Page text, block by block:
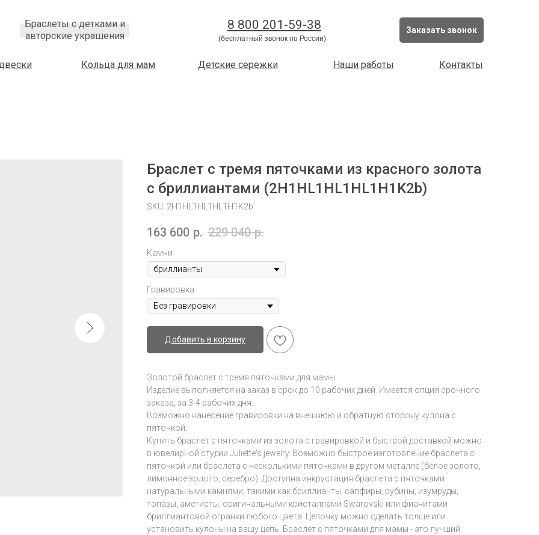
Заказать звонок
8 800 201-59-38
(бесплатный звонок по России)
Браслеты с детками и
авторские украшения
Детские сережки Контакты
Кольца для мам Наши работы
Браслет с тремя пяточками из красного золота
с бриллиантами (2H1HL1HL1HL1H1K2b)
SKU: 2H1HL1HL1HL1H1K2b
163 600 р. 229 040 р.
Камни
Гравировка
Добавить в корзину
Золотой браслет с тремя пяточками для мамы.
Изделие выполняется на заказ в срок до 10 рабочих дней. Имеется опция срочного
заказа, за 3-4 рабочих дня.
Возможно нанесение гравировки на внешнюю и обратную сторону кулона с
пяточкой.
Купить браслет с пяточками из золота с гравировкой и быстрой доставкой можно
в ювелирной студии Juliette's jewelry. Возможно быстрое изготовление браслета с
пяточкой или браслета с несколькими пяточками в другом металле (белое золото,
лимонное золото, серебро). Доступна инкрустация браслета с пяточками
натуральными камнями, такими как бриллианты, сапфиры, рубины, изумруды,
топазы, аметисты, оригинальными кристаллами Swarovski или фианитами
бриллиантовой огранки любого цвета. Цепочку можно сделать толще или
установить кулоны на вашу цепь. Браслет с пяточками для мамы - это лучший